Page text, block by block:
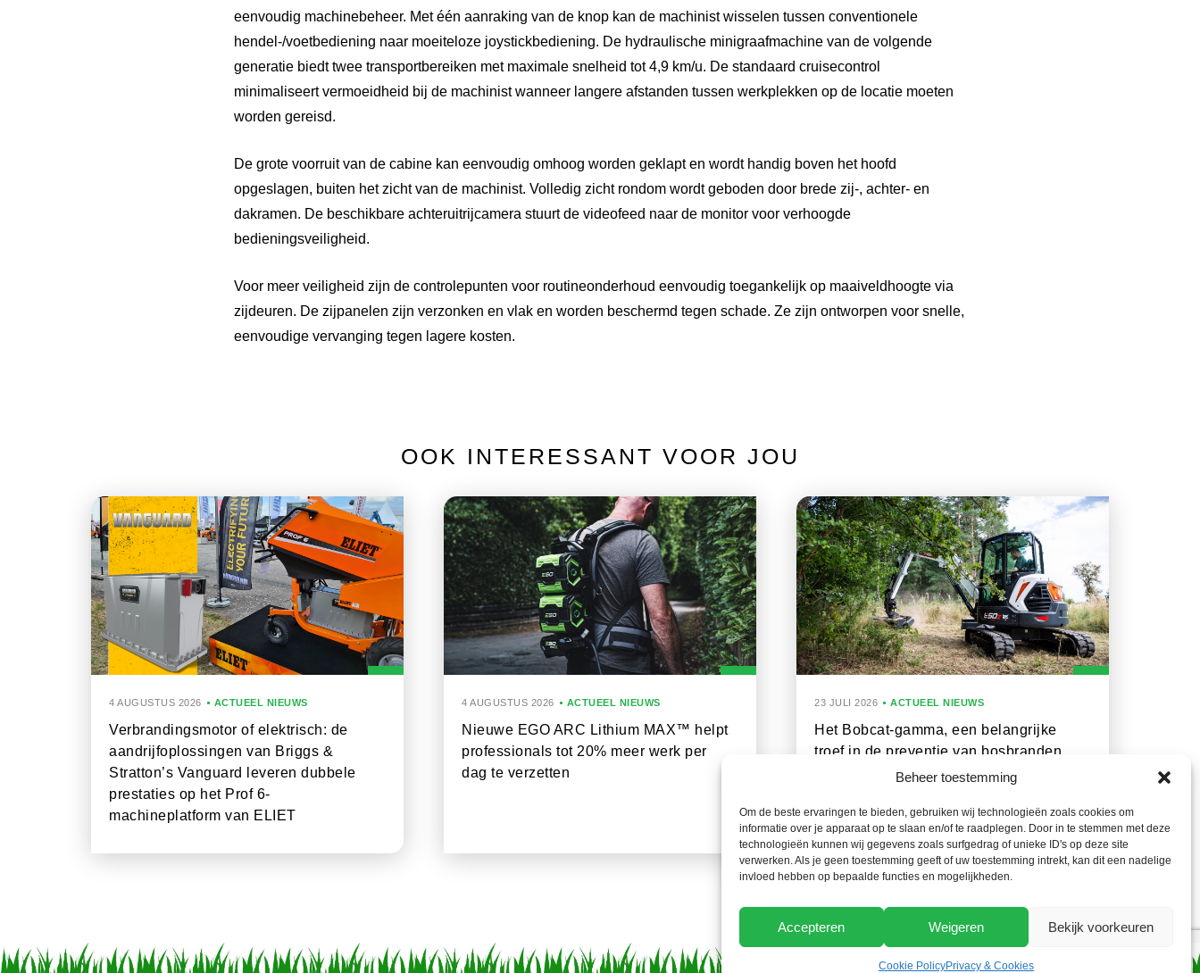
Beheer toestemming
Om de beste ervaringen te bieden, gebruiken wij technologieën zoals cookies om
informatie over je apparaat op te slaan en/of te raadplegen. Door in te stemmen met deze
technologieën kunnen wij gegevens zoals surfgedrag of unieke ID's op deze site
verwerken. Als je geen toestemming geeft of uw toestemming intrekt, kan dit een nadelige
invloed hebben op bepaalde functies en mogelijkheden.
Accepteren Weigeren Bekijk voorkeuren
Cookie PolicyPrivacy & Cookies
eenvoudig machinebeheer. Met één aanraking van de knop kan de machinist wisselen tussen conventionele
hendel-/voetbediening naar moeiteloze joystickbediening. De hydraulische minigraafmachine van de volgende
generatie biedt twee transportbereiken met maximale snelheid tot 4,9 km/u. De standaard cruisecontrol
minimaliseert vermoeidheid bij de machinist wanneer langere afstanden tussen werkplekken op de locatie moeten
worden gereisd.
De grote voorruit van de cabine kan eenvoudig omhoog worden geklapt en wordt handig boven het hoofd
opgeslagen, buiten het zicht van de machinist. Volledig zicht rondom wordt geboden door brede zij-, achter- en
dakramen. De beschikbare achteruitrijcamera stuurt de videofeed naar de monitor voor verhoogde
bedieningsveiligheid.
Voor meer veiligheid zijn de controlepunten voor routineonderhoud eenvoudig toegankelijk op maaiveldhoogte via
zijdeuren. De zijpanelen zijn verzonken en vlak en worden beschermd tegen schade. Ze zijn ontworpen voor snelle,
eenvoudige vervanging tegen lagere kosten.
OOK INTERESSANT VOOR JOU
4 AUGUSTUS 2026 ACTUEEL NIEUWS
Verbrandingsmotor of elektrisch: de
aandrijfoplossingen van Briggs &
Stratton’s Vanguard leveren dubbele
prestaties op het Prof 6-
machineplatform van ELIET
4 AUGUSTUS 2026 ACTUEEL NIEUWS
Nieuwe EGO ARC Lithium MAX™ helpt
professionals tot 20% meer werk per
dag te verzetten
23 JULI 2026 ACTUEEL NIEUWS
Het Bobcat-gamma, een belangrijke
troef in de preventie van bosbranden